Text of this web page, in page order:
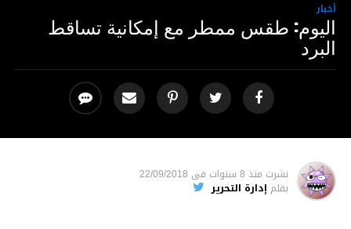
أخبار
اليوم: طقس ممطر مع إمكانية تساقط
البرد
نشرت منذ 8 سنوات فى 22/09/2018
بقلم إدارة التحرير